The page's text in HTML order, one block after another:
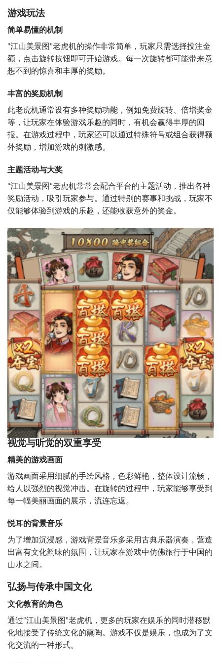
游戏玩法
简单易懂的机制
“江山美景图”老虎机的操作非常简单，玩家只需选择投注金
额，点击旋转按钮即可开始游戏。每一次旋转都可能带来意
想不到的惊喜和丰厚的奖励。
丰富的奖励机制
此老虎机通常设有多种奖励功能，例如免费旋转、倍增奖金
等，让玩家在体验游戏乐趣的同时，有机会赢得丰厚的回
报。在游戏过程中，玩家还可以通过特殊符号或组合获得额
外奖励，增加游戏的刺激感。
主题活动与大奖
“江山美景图”老虎机常常会配合平台的主题活动，推出各种
奖励活动，吸引玩家参与。通过特别的赛事和挑战，玩家不
仅能够体验到游戏的乐趣，还能收获意外的奖金。
视觉与听觉的双重享受
精美的游戏画面
游戏画面采用细腻的手绘风格，色彩鲜艳，整体设计流畅，
给人以强烈的视觉冲击。在旋转的过程中，玩家能够享受到
每一幅美丽画面的展示，流连忘返。
悦耳的背景音乐
为了增加沉浸感，游戏背景音乐多采用古典乐器演奏，营造
出富有文化韵味的氛围，让玩家在游戏中仿佛旅行于中国的
山水之间。
弘扬与传承中国文化
文化教育的角色
通过“江山美景图”老虎机，更多的玩家在娱乐的同时潜移默
化地接受了传统文化的熏陶。游戏不仅是娱乐，也成为了文
化交流的一种形式。